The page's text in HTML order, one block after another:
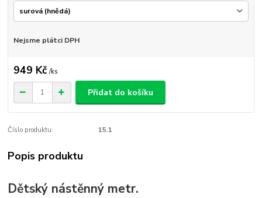
Nejsme plátci DPH
949 Kč /ks
Přidat do košíku
Číslo produktu: 15.1
Popis produktu
Dětský nástěnný metr.